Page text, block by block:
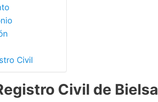
Civil
Civil de Bielsa